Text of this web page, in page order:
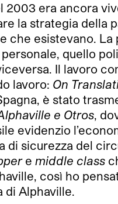
2003 era ancora
la strategia della
che esistevano. La
quello
Il lavoro
lavoro: On
è stato
e Otros,
evidenzio
di sicurezza del
e middle class
così ho
di Alphaville.